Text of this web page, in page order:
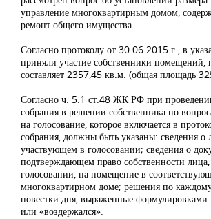
управление многоквартирным домом,
ремонт общего имущества.
Согласно протоколу от 30.06.2015 г., в
приняли участие собственники помещений,
составляет 2357,45 кв.м. (общая площадь
Согласно ч. 5.1 ст.48 ЖК РФ при
собрания в решении собственника по
на голосование, которое включается в
собрания, должны быть указаны: сведения о
участвующем в голосовании; сведения о
подтверждающем право собственности
голосовании, на помещение в
многоквартирном доме; решения по
повестки дня, выраженные формулировками
или «воздержался».